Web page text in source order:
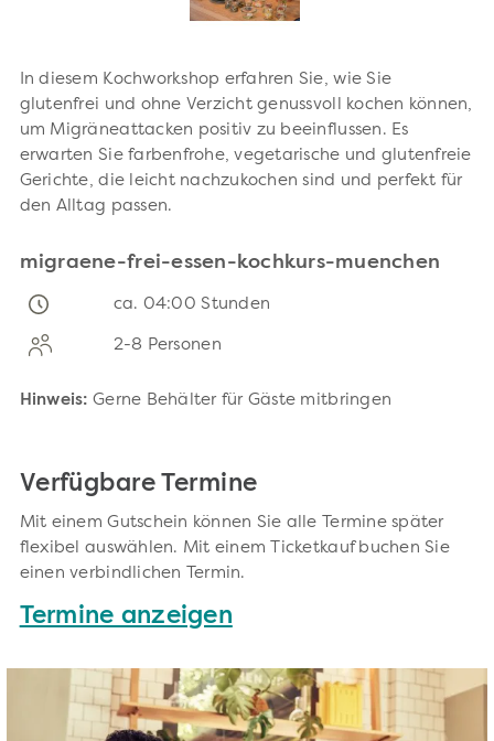
In diesem Kochworkshop erfahren Sie, wie Sie
glutenfrei und ohne Verzicht genussvoll kochen können,
um Migräneattacken positiv zu beeinflussen. Es
erwarten Sie farbenfrohe, vegetarische und glutenfreie
Gerichte, die leicht nachzukochen sind und perfekt für
den Alltag passen.
migraene-frei-essen-kochkurs-muenchen
ca. 04:00 Stunden
2-8 Personen
Hinweis: Gerne Behälter für Gäste mitbringen
Verfügbare Termine
Mit einem Gutschein können Sie alle Termine später
flexibel auswählen. Mit einem Ticketkauf buchen Sie
einen verbindlichen Termin.
Termine anzeigen